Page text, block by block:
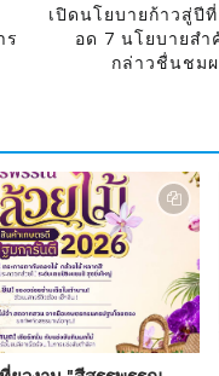
ร
เปิดนโยบายก้าวสู่ปี
อด 7 นโยบายส
กล่าวชื่นชม